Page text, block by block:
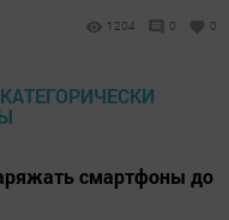
1204 0 0
смартфоны до